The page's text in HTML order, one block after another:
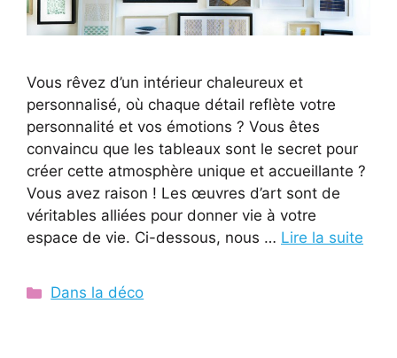
Vous rêvez d’un intérieur chaleureux et
personnalisé, où chaque détail reflète votre
personnalité et vos émotions ? Vous êtes
convaincu que les tableaux sont le secret pour
créer cette atmosphère unique et accueillante ?
Vous avez raison ! Les œuvres d’art sont de
véritables alliées pour donner vie à votre
espace de vie. Ci-dessous, nous … Lire la suite
Catégories
Dans la déco